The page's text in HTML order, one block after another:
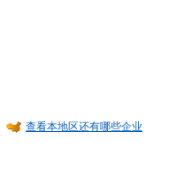
查看本地区还有哪些企业